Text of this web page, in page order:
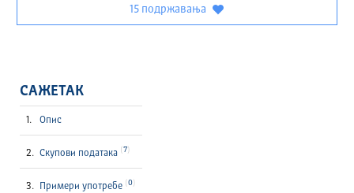
15 подржавања
САЖЕТАК
Опис
Скупови података 7
Примери употребе 0